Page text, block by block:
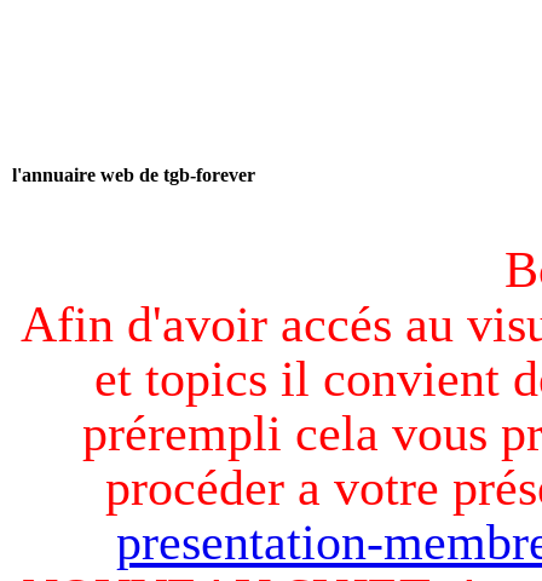
l'annuaire web de tgb-forever
Afin d'avoir accés au
et topics il convient
prérempli cela vous
procéder a votre
presentation-